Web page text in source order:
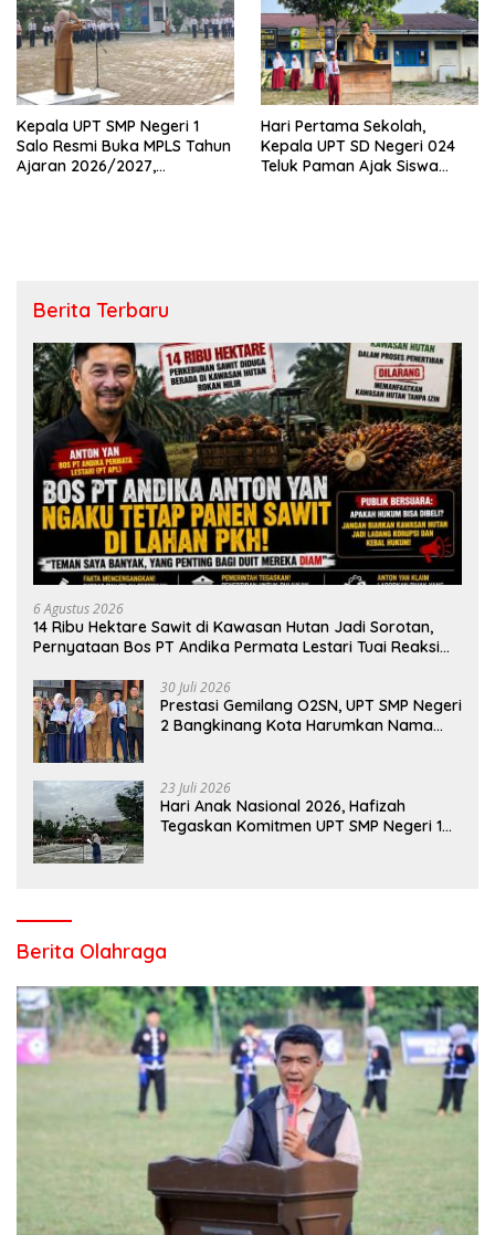
Kepala UPT SMP Negeri 1
Salo Resmi Buka MPLS Tahun
Ajaran 2026/2027,
Hari Pertama Sekolah,
Kepala UPT SD Negeri 024
Teluk Paman Ajak Siswa
Berita Terbaru
6 Agustus 2026
14 Ribu Hektare Sawit di Kawasan Hutan Jadi Sorotan,
Pernyataan Bos PT Andika Permata Lestari Tuai Reaksi
30 Juli 2026
Prestasi Gemilang O2SN, UPT SMP Negeri
2 Bangkinang Kota Harumkan Nama
23 Juli 2026
Hari Anak Nasional 2026, Hafizah
Tegaskan Komitmen UPT SMP Negeri 1
Berita Olahraga